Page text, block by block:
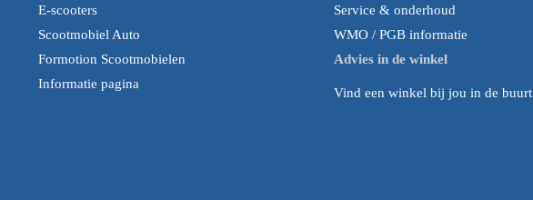
E-scooters
Scootmobiel Auto
Formotion Scootmobielen
Informatie pagina
Service & onderhoud
WMO / PGB informatie
Advies in de winkel
Vind een winkel bij jou in de buurt